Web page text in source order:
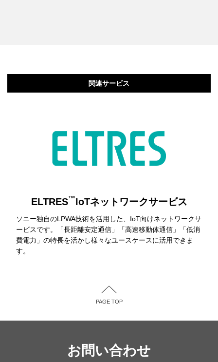
関連サービス
ELTRES™IoTネットワークサービス
ソニー独自のLPWA技術を活用した、IoT向けネットワークサ
ービスです。「長距離安定通信」「高速移動体通信」「低消
費電力」の特長を活かし様々なユースケースに活用できま
す。
PAGE TOP
お問い合わせ